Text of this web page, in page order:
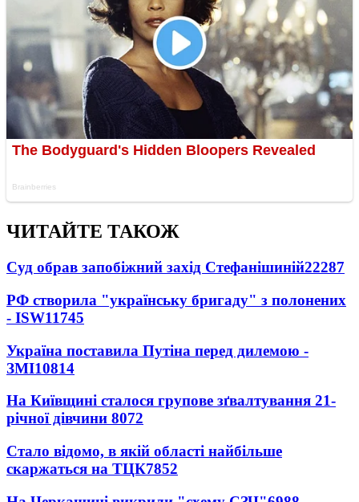
ЧИТАЙТЕ ТАКОЖ
Суд обрав запобіжний захід Стефанішиній22287
РФ створила "українську бригаду" з полонених
- ISW11745
Україна поставила Путіна перед дилемою -
ЗМІ10814
На Київщині сталося групове зґвалтування 21-
річної дівчини 8072
Стало відомо, в якій області найбільше
скаржаться на ТЦК7852